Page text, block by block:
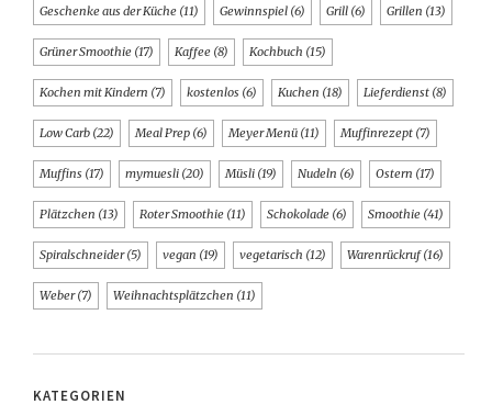
Geschenke aus der Küche (11) Gewinnspiel (6) Grill (6) Grillen (13)
Grüner Smoothie (17) Kaffee (8) Kochbuch (15)
Kochen mit Kindern (7) kostenlos (6) Kuchen (18) Lieferdienst (8)
Low Carb (22) Meal Prep (6) Meyer Menü (11) Muffinrezept (7)
Muffins (17) mymuesli (20) Müsli (19) Nudeln (6) Ostern (17)
Plätzchen (13) Roter Smoothie (11) Schokolade (6) Smoothie (41)
Spiralschneider(5) vegan (19) vegetarisch (12) Warenrückruf(16)
Weber(7) Weihnachtsplätzchen (11)
KATEGORIEN